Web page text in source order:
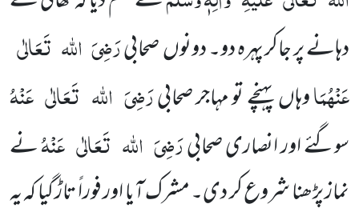
دہانے پر جاکر پہرہ دو۔ دونوں صحابیرَضِیَ اللہ تَعَالٰی
عَنْہُمَاوہاں پہنچے تو مہاجر صحابیرَضِیَ اللہ تَعَالٰی عَنْہُ
سوگئے اور انصاری صحابیرَضِیَ اللہ تَعَالٰی عَنْہُنے
نماز پڑھنا شروع کر دی۔ مشرک آیا اور فوراً تاڑ گیا کہ یہ